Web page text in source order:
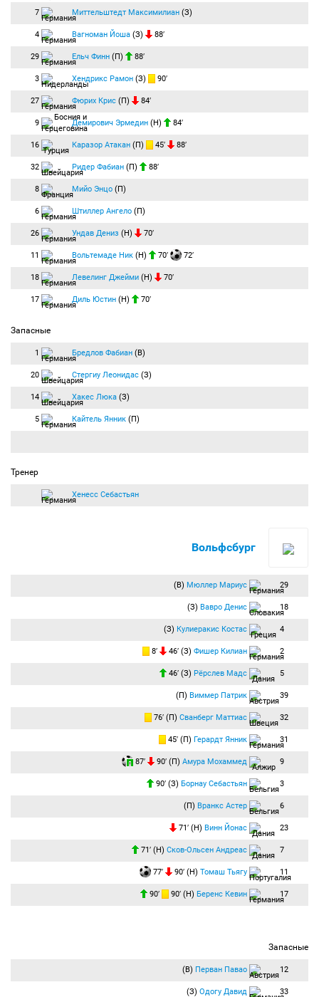
7 Миттельштедт Максимилиан (З)
4 Вагноман Йоша (З) 88′
29 Ельч Финн (П) 88′
3 Хендрикс Рамон (З) 90′
27 Фюрих Крис (П) 84′
9 Демирович Эрмедин (Н) 84′
16 Каразор Атакан (П) 45′ 88′
32 Ридер Фабиан (П) 88′
8 Мийо Энцо (П)
6 Штиллер Ангело (П)
26 Ундав Дениз (Н) 70′
11 Вольтемаде Ник (Н) 70′ 72′
18 Левелинг Джейми (Н) 70′
17 Диль Юстин (Н) 70′
Запасные
1 Бредлов Фабиан (В)
20 Стергиу Леонидас (З)
14 Хакес Люка (З)
5 Кайтель Янник (П)
Тренер
Хенесс Себастьян
Вольфсбург
(В) Мюллер Мариус 29
(З) Вавро Денис 18
(З) Кулиеракис Костас 4
8′ 46′ (З) Фишер Килиан 2
46′ (З) Рёрслев Мадс 5
(П) Виммер Патрик 39
76′ (П) Сванберг Маттиас 32
45′ (П) Герардт Янник 31
87′ 90′ (П) Амура Мохаммед 9
90′ (З) Борнау Себастьян 3
(П) Вранкс Астер 6
71′ (Н) Винн Йонас 23
71′ (Н) Сков-Ольсен Андреас 7
77′ 90′ (Н) Томаш Тьягу 11
90′ 90′ (Н) Беренс Кевин 17
Запасные
(В) Перван Павао 12
(З) Одогу Давид 33